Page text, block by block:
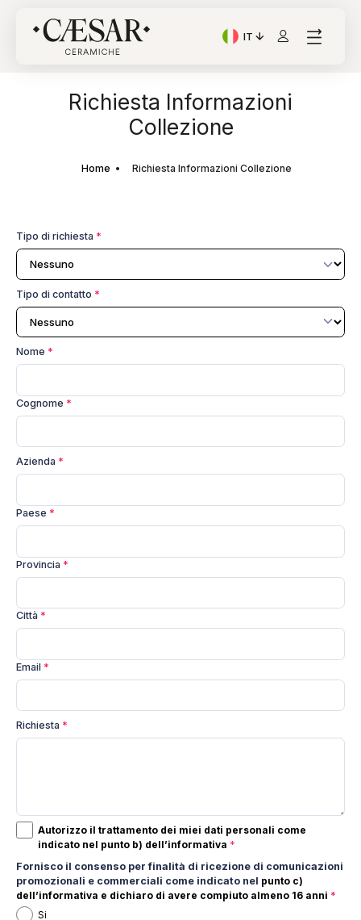
IT
Lingua corrente:
Richiesta Informazioni
Collezione
Home Richiesta Informazioni Collezione
Tipo di richiesta *
Tipo di contatto *
Nome *
Cognome *
Azienda *
Paese *
Provincia *
Città *
Email *
Richiesta *
Autorizzo il trattamento dei miei dati personali come
indicato nel punto b) dell’informativa *
Fornisco il consenso per finalità di ricezione di comunicazioni
promozionali e commerciali come indicato nel punto c)
dell’informativa e dichiaro di avere compiuto almeno 16 anni *
Si